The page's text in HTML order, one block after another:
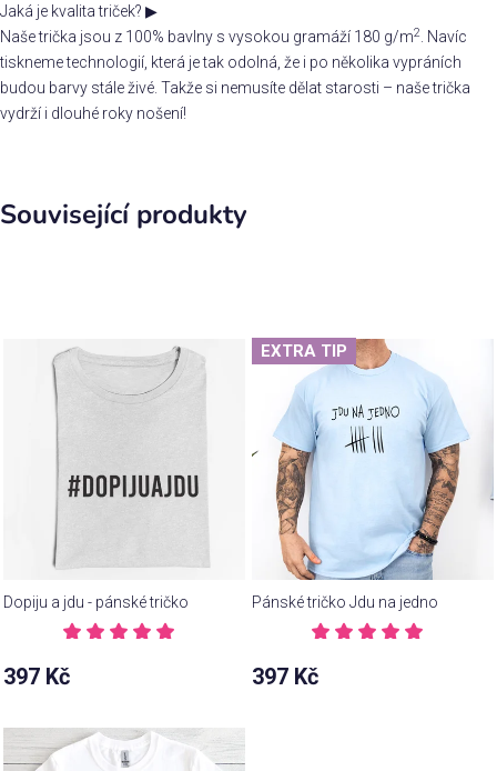
Jaká je kvalita triček? ▶
Naše trička jsou z 100% bavlny s vysokou gramáží 180 g/m2
. Navíc
tiskneme technologií, která je tak odolná, že i po několika vypráních
budou barvy stále živé. Takže si nemusíte dělat starosti – naše trička
vydrží i dlouhé roky nošení!
Související produkty
Dopiju a jdu - pánské tričko
hodnocení
produktu
z 5
hvězdiček.
397 Kč
EXTRA TIP
Pánské tričko Jdu na jedno
hodnocení
produktu
397 Kč